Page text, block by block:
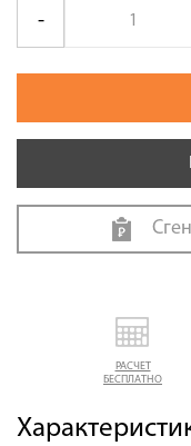
РАСЧЕТ
БЕСПЛАТНО